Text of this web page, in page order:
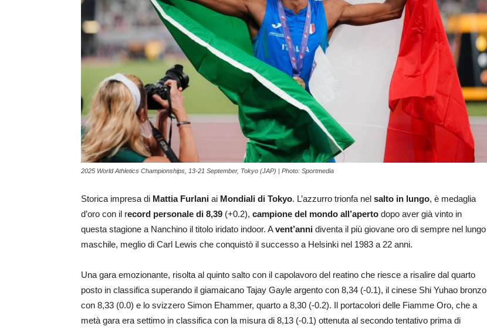
2025 World Athletics Championships, 13-21 September, Tokyo (JAP) | Photo: Sportmedia
Storica impresa di Mattia Furlani ai Mondiali di Tokyo. L’azzurro trionfa nel salto in lungo, è medaglia
d’oro con il record personale di 8,39 (+0.2), campione del mondo all’aperto dopo aver già vinto in
questa stagione a Nanchino il titolo iridato indoor. Avent’anni diventa il più giovane oro di sempre nel lungo
maschile, meglio di Carl Lewis che conquistò il successo a Helsinki nel 1983 a 22 anni.
Una gara emozionante, risolta al quinto salto con il capolavoro del reatino che riesce a risalire dal quarto
posto in classifica superando il giamaicano Tajay Gayle argento con 8,34 (-0.1), il cinese Shi Yuhao bronzo
con 8,33 (0.0) e lo svizzero Simon Ehammer, quarto a 8,30 (-0.2). Il portacolori delle Fiamme Oro, che a
metà gara era settimo in classifica con la misura di 8,13 (-0.1) ottenuta al secondo tentativo prima di